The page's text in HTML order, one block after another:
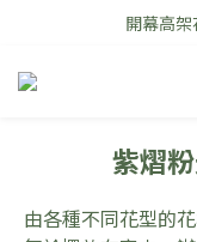
\ 七
開幕高架
\
紫熠
由各種不同花型的